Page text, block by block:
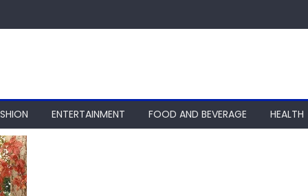
ENTERTAINMENT FOOD AND BEVERAGE HEALTH